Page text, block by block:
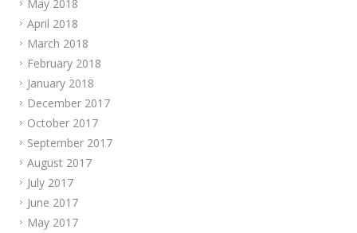
May 2018
April 2018
March 2018
February 2018
January 2018
December 2017
October 2017
September 2017
August 2017
July 2017
June 2017
May 2017